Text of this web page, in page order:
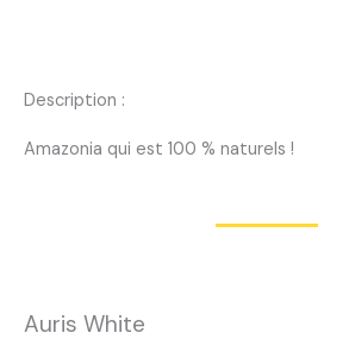
Description :
Amazonia qui est 100 % naturels !
Auris White